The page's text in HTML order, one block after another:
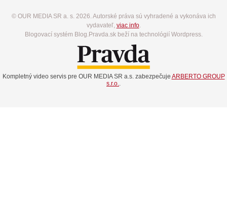
© OUR MEDIA SR a. s. 2026. Autorské práva sú vyhradené a vykonáva ich
vydavateľ, viac info.
Blogovací systém Blog.Pravda.sk beží na technológií Wordpress.
Kompletný video servis pre OUR MEDIA SR a.s. zabezpečuje ARBERTO GROUP
s.r.o.